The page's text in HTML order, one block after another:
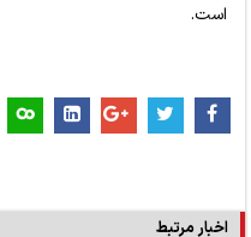
است.
اخبار مرتبط